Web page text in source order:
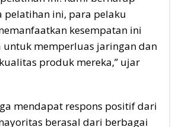
pelatihan ini, para pelaku
kesempatan ini
untuk memperluas jaringan dan
produk mereka,” ujar
mendapat respons positif dari
berasal dari berbagai